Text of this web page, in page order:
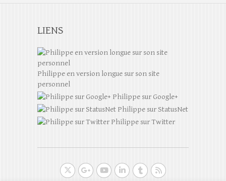
LIENS
Philippe en version longue sur son site
personnel
Philippe sur Google+
Philippe sur StatusNet
Philippe sur Twitter